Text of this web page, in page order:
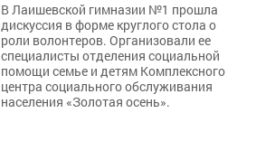
В Лаишевской гимназии №1 прошла
дискуссия в форме круглого стола о
роли волонтеров. Организовали ее
специалисты отделения социальной
помощи семье и детям Комплексного
центра социального обслуживания
населения «Золотая осень».